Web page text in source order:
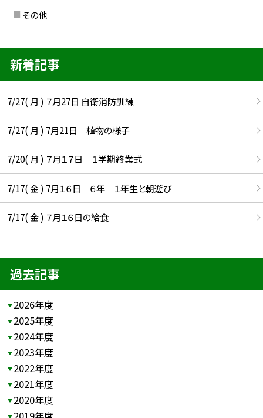
その他
新着記事
7/27( 月 ) ７月27日 自衛消防訓練
7/27( 月 ) 7月21日 植物の様子
7/20( 月 ) ７月１７日 １学期終業式
7/17( 金 ) 7月１６日 ６年 １年生と朝遊び
7/17( 金 ) ７月１６日の給食
過去記事
2026年度
2025年度
2024年度
2023年度
2022年度
2021年度
2020年度